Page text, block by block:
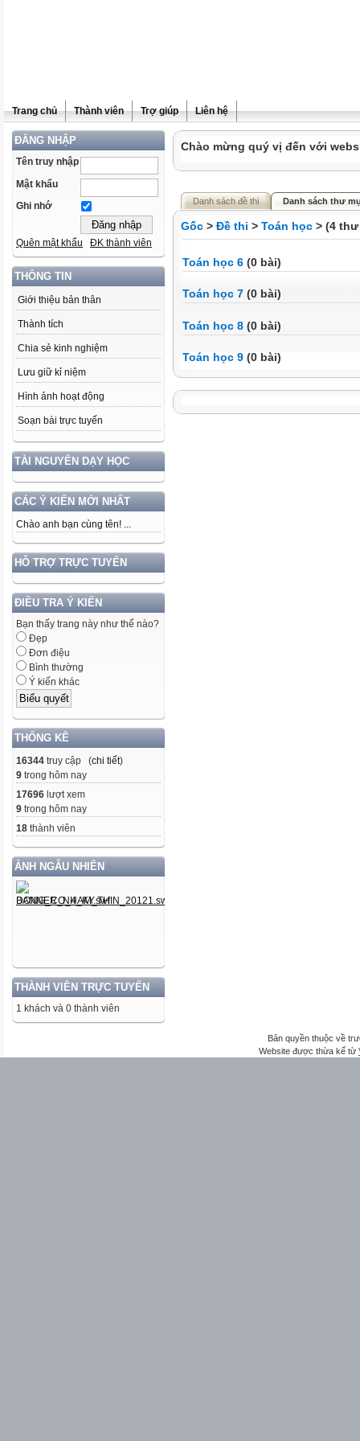
Trang chủ Thành viên Trợ giúp Liên hệ
ĐĂNG NHẬP
Tên truy nhập
Mật khẩu
Ghi nhớ
Quên mật khẩu ĐK thành viên
THÔNG TIN
Giới thiệu bản thân
Thành tích
Chia sẻ kinh nghiệm
Lưu giữ kỉ niệm
Hình ảnh hoạt động
Soạn bài trực tuyến
TÀI NGUYÊN DẠY HỌC
CÁC Ý KIẾN MỚI NHẤT
Chào anh bạn cùng tên! ...
HỖ TRỢ TRỰC TUYẾN
ĐIỀU TRA Ý KIẾN
Bạn thấy trang này như thế nào?
Đẹp
Đơn điệu
Bình thường
Ý kiến khác
THỐNG KÊ
16344 truy cập (chi tiết)
9 trong hôm nay
17696 lượt xem
9 trong hôm nay
18 thành viên
ẢNH NGẪU NHIÊN
THÀNH VIÊN TRỰC TUYẾN
1 khách và 0 thành viên
Chào mừng quý vị đến với
Danh sách đề thi Danh sách thư
Gốc > Đề thi > Toán học > (4
Toán học 6 (0 bài)
Toán học 7 (0 bài)
Toán học 8 (0 bài)
Toán học 9 (0 bài)
Bản quyền thuộc về
Website được thừa kế từ